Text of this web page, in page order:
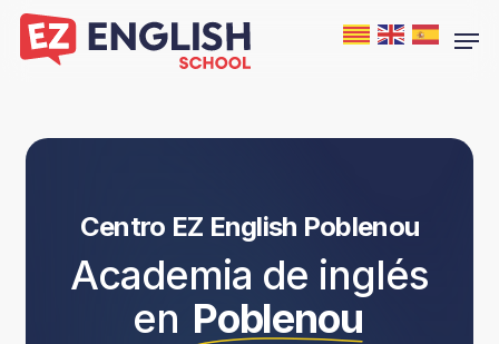
Skip
Centro EZ English Poblenou
Academia de inglés
en Poblenou